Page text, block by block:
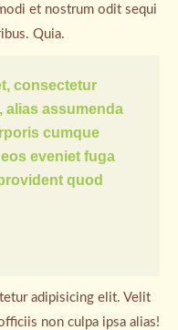
et nostrum odit sequi
Quia.
consectetur
alias assumenda
cumque
eveniet fuga
quod
adipisicing elit. Velit
non culpa ipsa alias!